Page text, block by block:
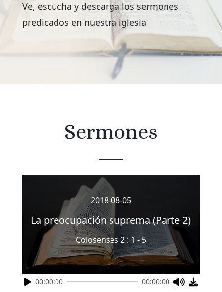
Ve, escucha y descarga los sermones
predicados en nuestra iglesia
Sermones
2018-08-05
La preocupación suprema (Parte 2)
Colosenses 2 : 1 - 5
00:00:00 00:00:00